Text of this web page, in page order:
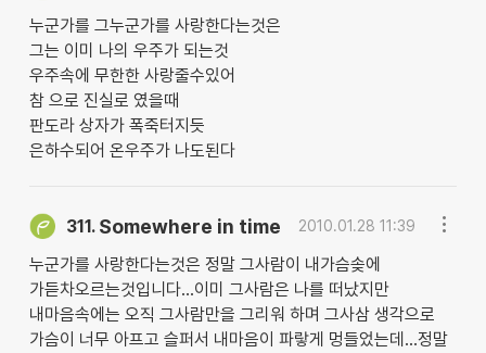
누군가를 그누군가를 사랑한다는것은
그는 이미 나의 우주가 되는것
우주속에 무한한 사랑줄수있어
참 으로 진실로 였을때
판도라 상자가 폭죽터지듯
은하수되어 온우주가 나도된다
311. Somewhere in time 2010.01.28 11:39
누군가를 사랑한다는것은 정말 그사람이 내가슴솢에
가듣차오르는것입니다...이미 그사람은 나를 떠났지만
내마음속에는 오직 그사람만을 그리워 하며 그사삼 생각으로
가슴이 너무 아프고 슬퍼서 내마음이 파랗게 멍들었는데...정말